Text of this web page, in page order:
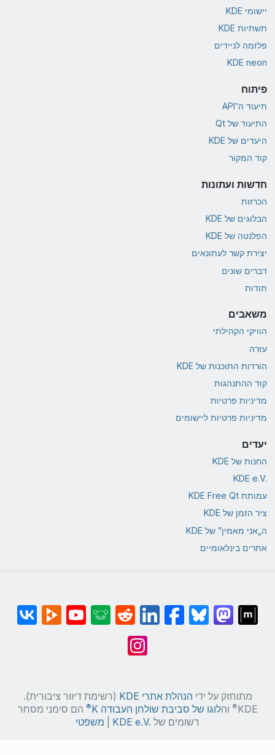
יישומי KDE
תשתיות KDE
פלזמה לניידים
KDE neon
פיתוח
תיעוד ה־API
התיעוד של Qt
היעדים של KDE
קוד המקור
חדשות ועתונות
הכרזות
הבלוגים של KDE
הפלנטה של KDE
יצירת קשר לעתונאים
דברים שונים
תודות
משאבים
הוויקי הקהילתי
עזרה
הורדות התוכנות של KDE
קוד ההתנהגות
מדיניות פרטיות
מדיניות פרטיות ליישומים
יעדים
החנות של KDE
KDE e.V.‎
עמותת KDE Free Qt
ציר הזמן של KDE
ה„אני מאמין” של KDE
אתרים בינלאומיים
מתוחזק על ידי הנהלת אתרי KDE
(רשימת דיוור ציבורית).
KDE
® והלוגו של סביבת שולחן העבודה K ® הם סימני מסחר
רשומים של KDE e.V.‎ משפטי